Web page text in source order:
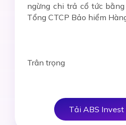
ngừng chi trả cổ tức
Tổng CTCP Bảo hiểm
Trân trọng
Tải ABS